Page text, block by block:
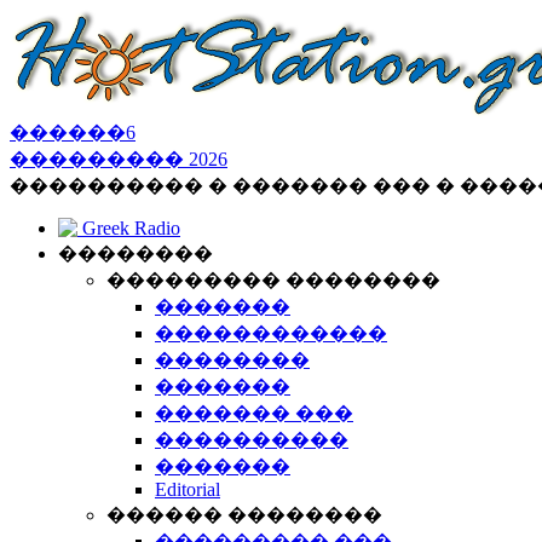
������6
��������� 2026
���������� � ������� ��� �
Greek Radio
��������
��������� ��������
�������
������������
��������
�������
������� ���
����������
�������
Editorial
������ ��������